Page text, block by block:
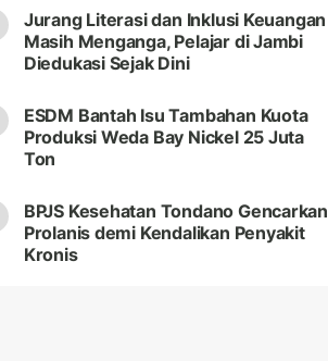
Jurang Literasi dan Inklusi Keuangan
Masih Menganga, Pelajar di Jambi
Diedukasi Sejak Dini
ESDM Bantah Isu Tambahan Kuota
Produksi Weda Bay Nickel 25 Juta
Ton
BPJS Kesehatan Tondano Gencarkan
Prolanis demi Kendalikan Penyakit
Kronis